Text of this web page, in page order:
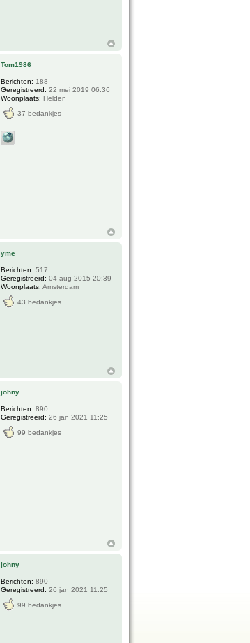
Tom1986
Berichten: 188
Geregistreerd: 22 mei 2019 06:36
Woonplaats: Helden
37 bedankjes
yme
Berichten: 517
Geregistreerd: 04 aug 2015 20:39
Woonplaats: Amsterdam
43 bedankjes
johny
Berichten: 890
Geregistreerd: 26 jan 2021 11:25
99 bedankjes
johny
Berichten: 890
Geregistreerd: 26 jan 2021 11:25
99 bedankjes